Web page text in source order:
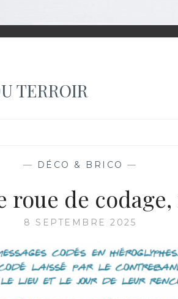
TERROIR
— DÉCO & BRICO —
roue de
8 SEPTEMBRE 2025